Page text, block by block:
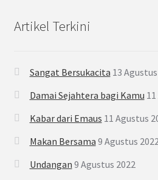
Artikel Terkini
Sangat Bersukacita 13
Damai Sejahtera bagi Kamu
Kabar dari Emaus 11 Agustus
Makan Bersama 9 Agustus 2022
Undangan 9 Agustus 2022